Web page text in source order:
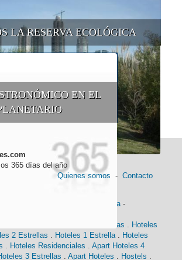
LA RESERVA ECOLÓGICA
EN EL
365 días del año
Quienes somos - Contacto
Historia-
Hoteles 4 Estrellas . Hoteles
2 Estrellas . Hoteles 1 Estrella. Hoteles
. Hoteles Residenciales . Apart Hoteles 4
3 Estrellas . Apart Hoteles . Hostels .